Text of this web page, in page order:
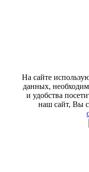
На сайте
данных,
и удобства
наш сайт, Вы